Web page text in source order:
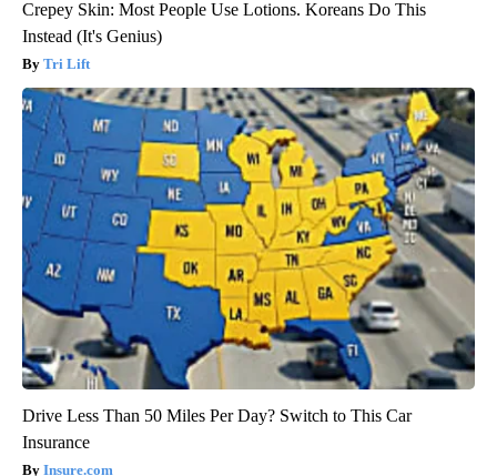
Crepey Skin: Most People Use Lotions. Koreans Do This
Instead (It's Genius)
Tri Lift
Drive Less Than 50 Miles Per Day? Switch to This Car
Insurance
Insure.com